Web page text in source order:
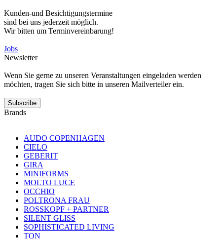
Kunden-und Besichtigungstermine
sind bei uns jederzeit möglich.
Wir bitten um Terminvereinbarung!
Jobs
Newsletter
Wenn Sie gerne zu unseren Veranstaltungen eingeladen werden
möchten, tragen Sie sich bitte in unseren Mailverteiler ein.
Subscribe
Brands
AUDO COPENHAGEN
CIELO
GEBERIT
GIRA
MINIFORMS
MOLTO LUCE
OCCHIO
POLTRONA FRAU
ROSSKOPF + PARTNER
SILENT GLISS
SOPHISTICATED LIVING
TON